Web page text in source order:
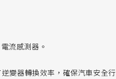
流感測器。
變器轉換效率，確保汽車安全行